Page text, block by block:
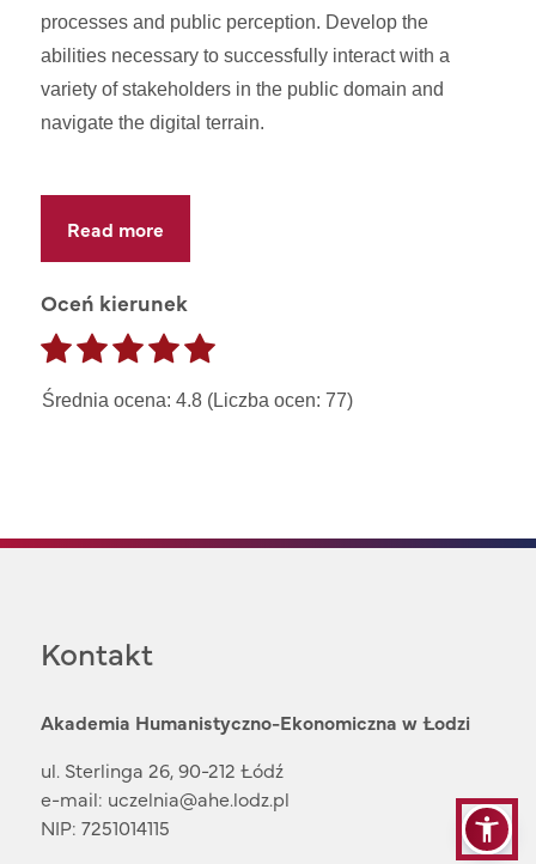
processes and public perception. Develop the
abilities necessary to successfully interact with a
variety of stakeholders in the public domain and
navigate the digital terrain.
Read more
Oceń kierunek
Średnia ocena: 4.8 (Liczba ocen: 77)
Kontakt
Akademia Humanistyczno-Ekonomiczna w Łodzi
ul. Sterlinga 26, 90-212 Łódź
e-mail: uczelnia@ahe.lodz.pl
NIP: 7251014115